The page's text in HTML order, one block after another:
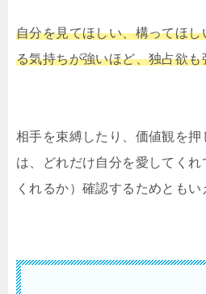
自分を見てほしい、構ってほ
る気持ちが強いほど、独占欲も
相手を束縛したり、価値観を
は、どれだけ自分を愛してくれ
くれるか）確認するためともい